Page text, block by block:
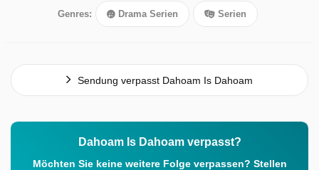
Genres: Drama Serien Serien
Sendung verpasst Dahoam Is Dahoam
Dahoam Is Dahoam verpasst?
Möchten Sie keine weitere Folge verpassen? Stellen